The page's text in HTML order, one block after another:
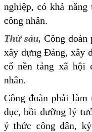
nghiệp, có khả
công nhân.
Thứ sáu, Công
xây dựng Đảng, xây
cố nền tảng xã hội
nhân.
Công đoàn phải
dục, bồi dưỡng lý
ý thức công dân,